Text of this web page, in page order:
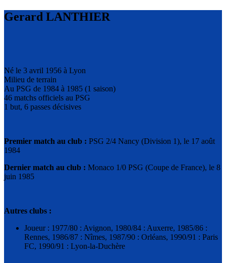
Gerard LANTHIER
Né le 3 avril 1956 à Lyon
Milieu de terrain
Au PSG de 1984 à 1985 (1 saison)
46 matchs officiels au PSG
1 but, 6 passes décisives
Premier match au club : PSG 2/4 Nancy (Division 1), le 17 août
1984
Dernier match au club : Monaco 1/0 PSG (Coupe de France), le 8
juin 1985
Autres clubs :
Joueur : 1977/80 : Avignon, 1980/84 : Auxerre, 1985/86 :
Rennes, 1986/87 : Nîmes, 1987/90 : Orléans, 1990/91 : Paris
FC, 1990/91 : Lyon-la-Duchère